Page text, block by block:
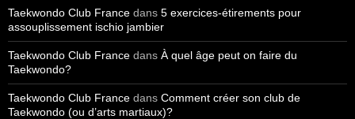
Taekwondo Club France dans 5 exercices-étirements pour
assouplissement ischio jambier
Taekwondo Club France dans À quel âge peut on faire du
Taekwondo?
Taekwondo Club France dans Comment créer son club de
Taekwondo (ou d’arts martiaux)?